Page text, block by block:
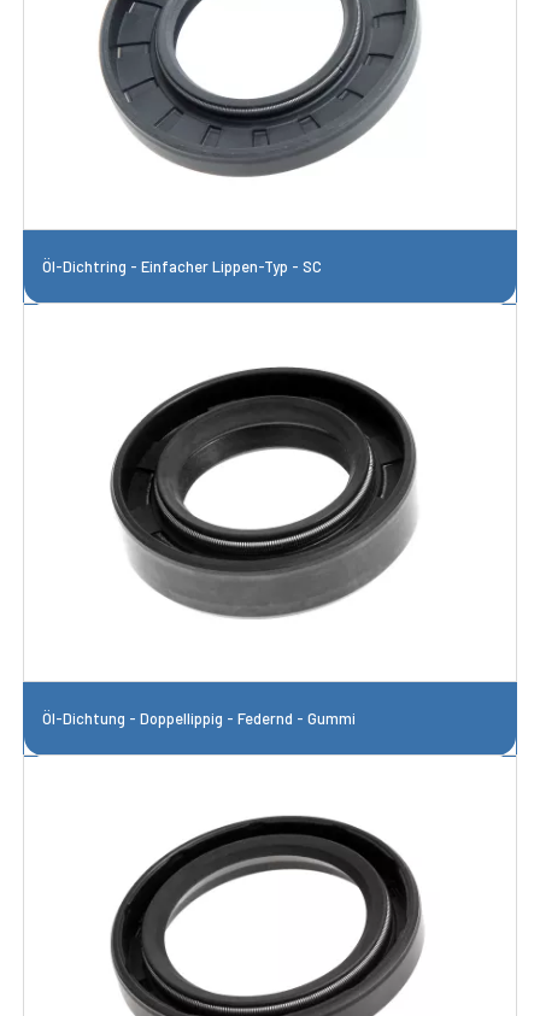
Öl-Dichtring - Einfacher Lippen-Typ - SC
Öl-Dichtung - Doppellippig - Federnd - Gummi